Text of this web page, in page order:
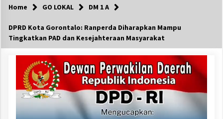
Home GO LOKAL DM 1 A
DPRD Kota Gorontalo: Ranperda Diharapkan Mampu
Tingkatkan PAD dan Kesejahteraan Masyarakat